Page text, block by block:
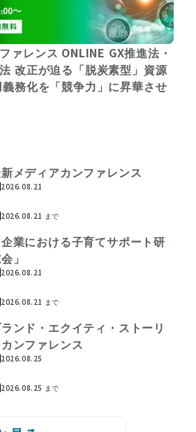
ァレンス ONLINE GX推進法・
改正が迫る「脱炭素型」資源
務化を「競争力」に昇華させ
メディアカンファレンス
2026.08.21
2026.08.21 まで
企業における子育てサポート研
」
2026.08.21
2026.08.21 まで
ンド・エクイティ・ストーリ
ンファレンス
2026.08.25
2026.08.25 まで